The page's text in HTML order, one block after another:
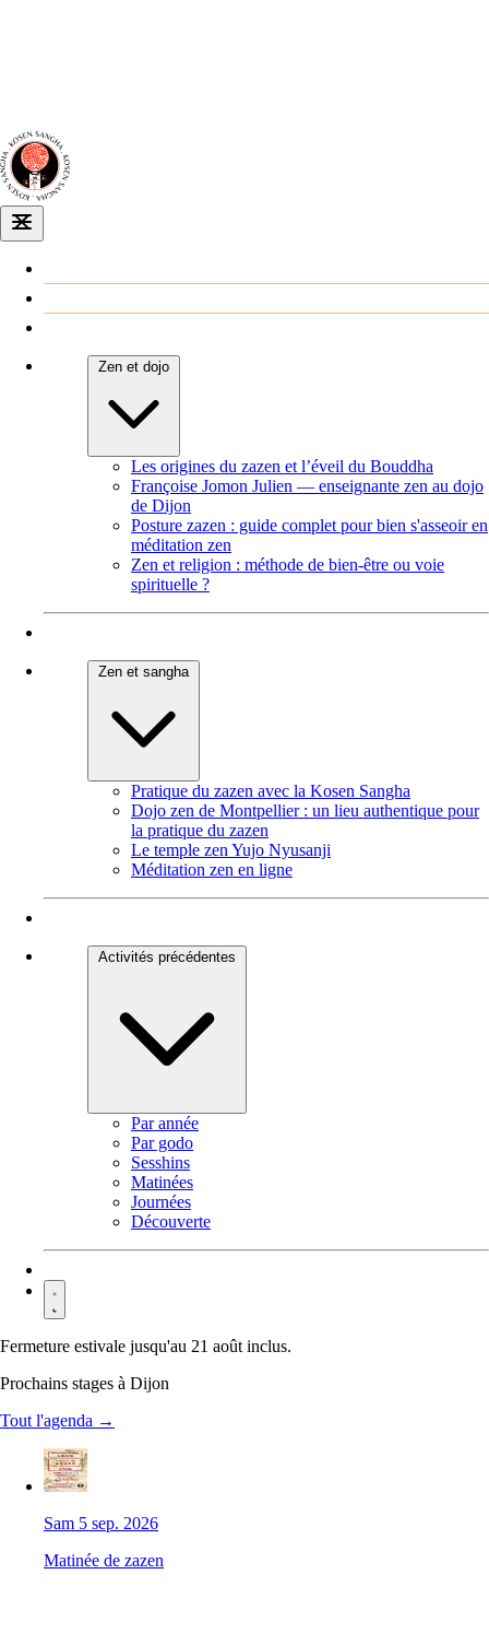
Zen et dojo
Les origines du zazen et l’éveil du Bouddha
Françoise Jomon Julien — enseignante zen au dojo
de Dijon
Posture zazen : guide complet pour bien s'asseoir en
méditation zen
Zen et religion : méthode de bien-être ou voie
spirituelle ?
Zen et sangha
Pratique du zazen avec la Kosen Sangha
Dojo zen de Montpellier : un lieu authentique pour
la pratique du zazen
Le temple zen Yujo Nyusanji
Méditation zen en ligne
Activités précédentes
Par année
Par godo
Sesshins
Matinées
Journées
Découverte
Fermeture estivale jusqu'au 21 août inclus.
Prochains stages à Dijon
Tout l'agenda →
Sam 5 sep. 2026
Matinée de zazen